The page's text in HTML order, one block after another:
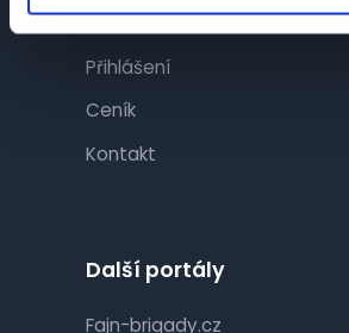
Přihlášení
Ceník
Kontakt
Další portály
Fajn-brigady.cz